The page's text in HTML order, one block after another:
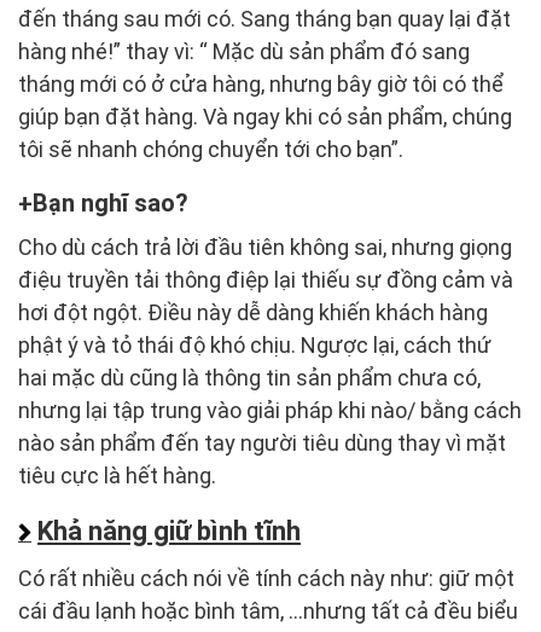
đến tháng sau mới có. Sang tháng bạn quay lại đặt
hàng nhé!” thay vì: “ Mặc dù sản phẩm đó sang
tháng mới có ở cửa hàng, nhưng bây giờ tôi có thể
giúp bạn đặt hàng. Và ngay khi có sản phẩm, chúng
tôi sẽ nhanh chóng chuyển tới cho bạn”.
Bạn nghĩ sao?
Cho dù cách trả lời đầu tiên không sai, nhưng giọng
điệu truyền tải thông điệp lại thiếu sự đồng cảm và
hơi đột ngột. Điều này dễ dàng khiến khách hàng
phật ý và tỏ thái độ khó chịu. Ngược lại, cách thứ
hai mặc dù cũng là thông tin sản phẩm chưa có,
nhưng lại tập trung vào giải pháp khi nào/ bằng cách
nào sản phẩm đến tay người tiêu dùng thay vì mặt
tiêu cực là hết hàng.
Khả năng giữ bình tĩnh
Có rất nhiều cách nói về tính cách này như: giữ một
cái đầu lạnh hoặc bình tâm, …nhưng tất cả đều biểu